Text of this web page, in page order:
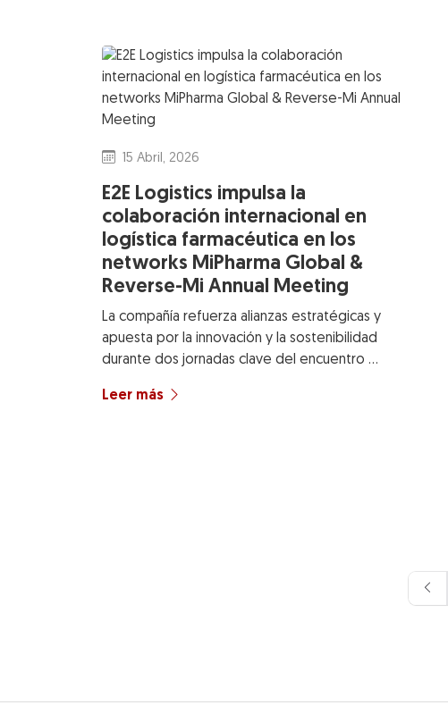
15 Abril, 2026
E2E Logistics impulsa la
colaboración internacional en
logística farmacéutica en los
networks MiPharma Global &
Reverse-Mi Annual Meeting
La compañía refuerza alianzas estratégicas y
apuesta por la innovación y la sostenibilidad
durante dos jornadas clave del encuentro …
Leer más